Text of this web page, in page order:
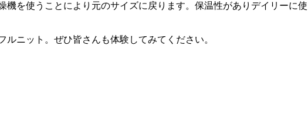
機を使うことにより元のサイズに戻ります。保温性がありデイリーに
ニット。ぜひ皆さんも体験してみてください。